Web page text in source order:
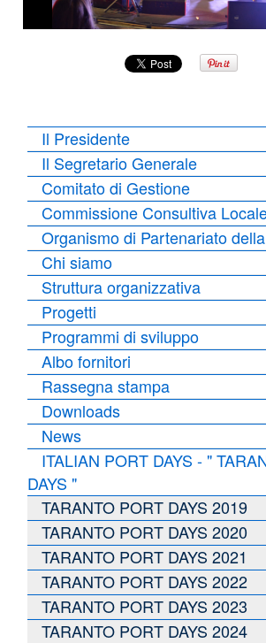
Il Presidente
Il Segretario Generale
Comitato di Gestione
Commissione Consultiva
Organismo di Partenariato
Chi siamo
Struttura organizzativa
Progetti
Programmi di sviluppo
Albo fornitori
Rassegna stampa
Downloads
News
ITALIAN PORT DAYS - "
DAYS "
TARANTO PORT DAYS 2019
TARANTO PORT DAYS 2020
TARANTO PORT DAYS 2021
TARANTO PORT DAYS 2022
TARANTO PORT DAYS 2023
TARANTO PORT DAYS 2024